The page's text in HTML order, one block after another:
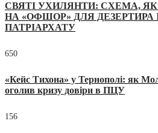
СВЯТІ УХИЛЯНТИ: СХЕМА,
НА «ОФШОР» ДЛЯ ДЕЗЕРТИРА
ПАТРІАРХАТУ
650
«Кейс Тихона» у Тернополі: як
оголив кризу довіри в ПЦУ
156